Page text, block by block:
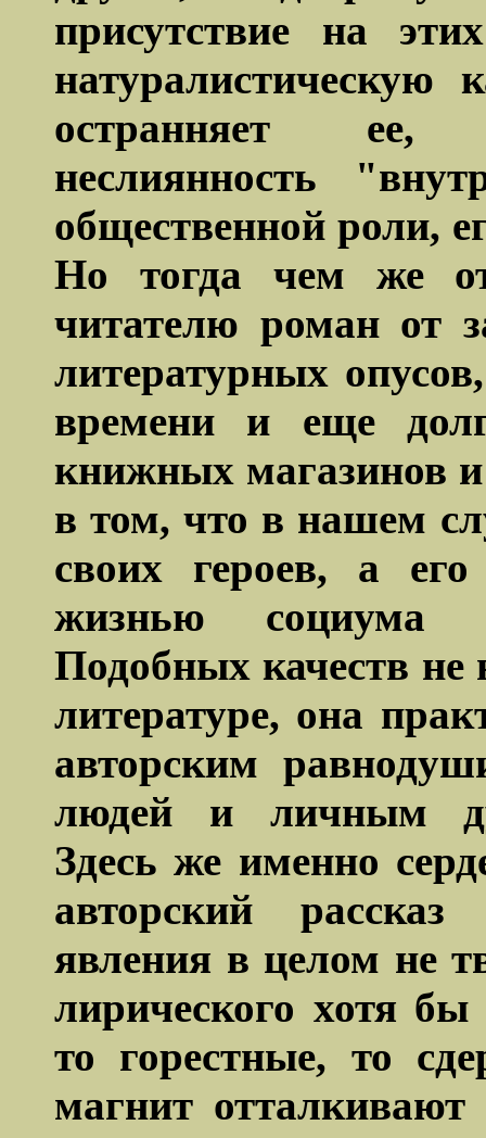
присутствие на
остранняет ее,
неслиянность
общественной роли,
Но тогда чем же
читателю роман от
литературных
времени и еще
книжных магазинов
в том, что в нашем
своих героев, а
жизнью социума
Подобных качеств не
литературе, она
авторским
людей и личным
Здесь же именно
авторский
явления в целом не
лирического хотя
то горестные, то
магнит отталкивают